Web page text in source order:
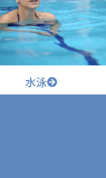
水泳